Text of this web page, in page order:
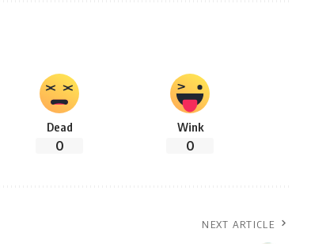
Dead
0
Wink
0
NEXT ARTICLE